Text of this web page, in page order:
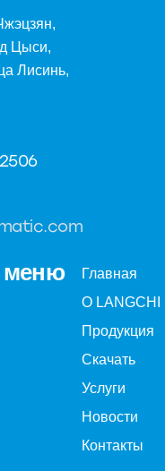
Цыси,
Лисинь,
Главная
О LANGCHI
Продукция
Скачать
Услуги
Новости
Контакты